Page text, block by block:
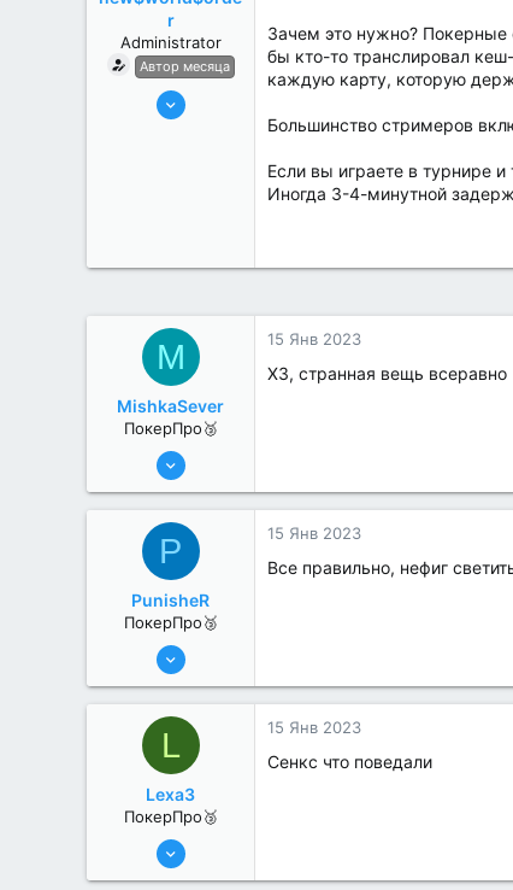
r
Administrator
Автор месяца
27 Май 2022
Зачем это нужно? Покерные
бы кто-то транслировал
каждую карту, которую
Большинство стримеров
Если вы играете в турнире
Иногда 3-4-минутной
M
MishkaSever
ПокерПро🥉
17 Авг 2022
0
15 Янв 2023
ХЗ, странная вещь всеравно
P
PunisheR
ПокерПро🥉
17 Авг 2022
0
15 Янв 2023
Все правильно, нефиг
L
Lexa3
ПокерПро🥉
17 Авг 2022
15 Янв 2023
Сенкс что поведали